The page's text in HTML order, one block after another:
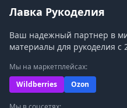
Лавка Рукоделия
Ваш надежный партнер в
материалы для рукоделия с
Мы на маркетплейсах:
Wildberries
Ozon